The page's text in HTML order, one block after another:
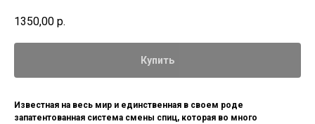
1350,00 р.
Купить
Известная на весь мир и единственная в своем роде
запатентованная система смены спиц, которая во много